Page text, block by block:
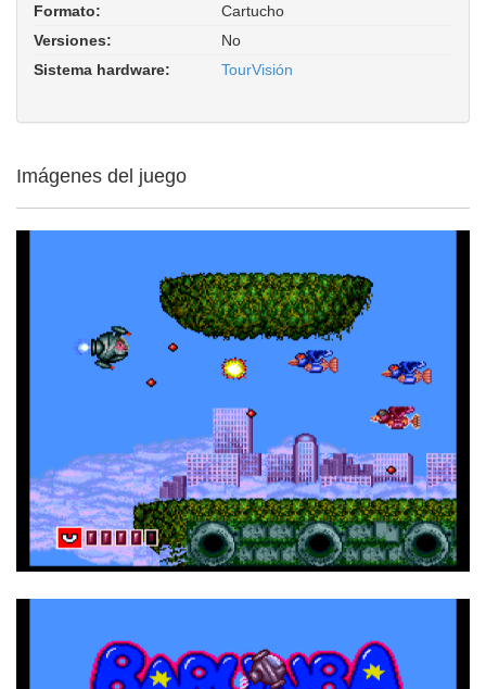
hash/pce_tourvision.xml
Formato:
Cartucho
Versiones:
No
Sistema hardware:
TourVisión
Imágenes del juego